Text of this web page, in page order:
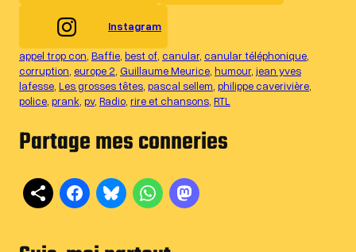
Instagram
appel trop con, Baffie, best of, canular, canular téléphonique
corruption, europe 2, Guillaume Meurice, humour, jean yves
lafesse, Les grosses têtes, pascal sellem, philippe caverivière
police, prank, pv, Radio, rire et chansons, RTL
Partage mes conneries